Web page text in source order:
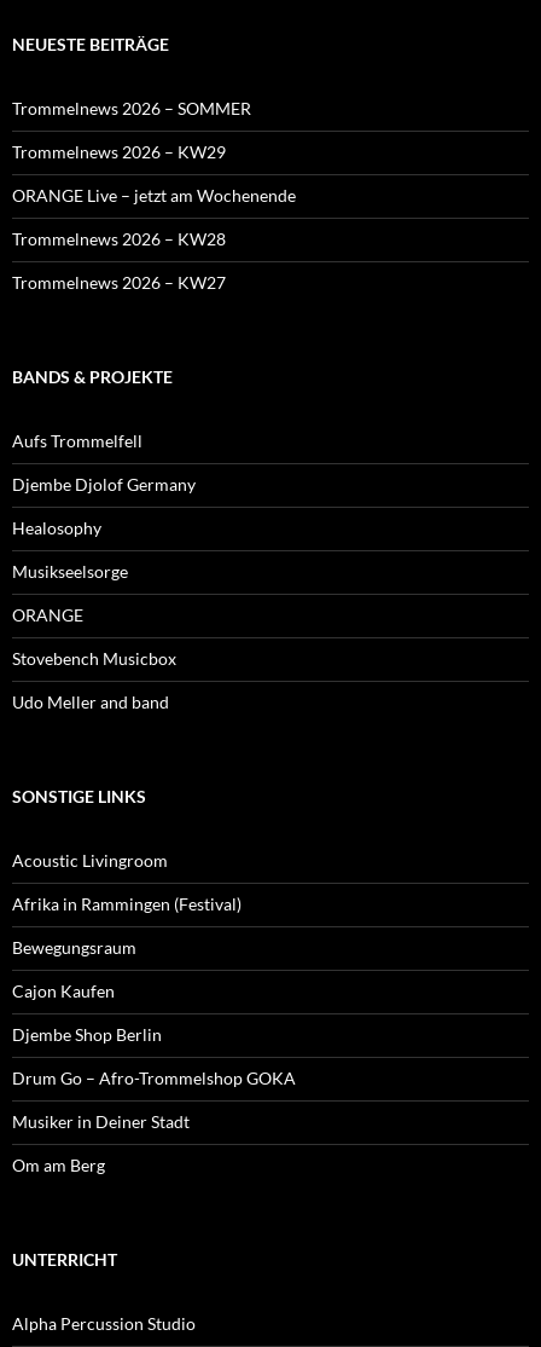
NEUESTE BEITRÄGE
Trommelnews 2026 – SOMMER
Trommelnews 2026 – KW29
ORANGE Live – jetzt am Wochenende
Trommelnews 2026 – KW28
Trommelnews 2026 – KW27
BANDS & PROJEKTE
Aufs Trommelfell
Djembe Djolof Germany
Healosophy
Musikseelsorge
ORANGE
Stovebench Musicbox
Udo Meller and band
SONSTIGE LINKS
Acoustic Livingroom
Afrika in Rammingen (Festival)
Bewegungsraum
Cajon Kaufen
Djembe Shop Berlin
Drum Go – Afro-Trommelshop GOKA
Musiker in Deiner Stadt
Om am Berg
UNTERRICHT
Alpha Percussion Studio